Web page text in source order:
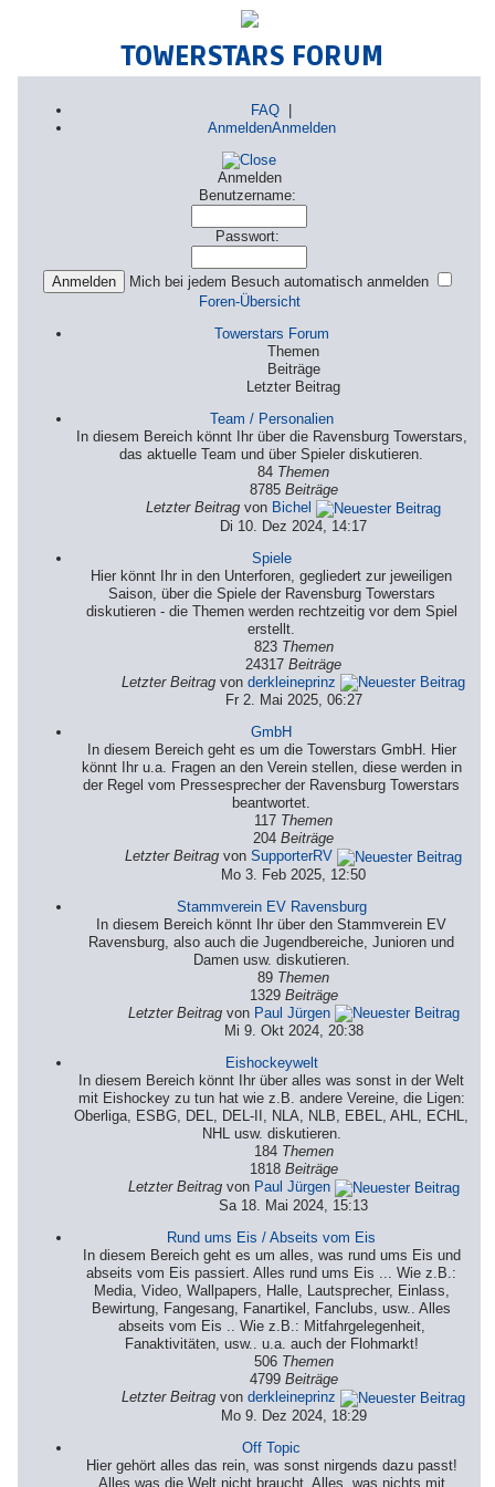
TOWERSTARS FORUM
FAQ |
AnmeldenAnmelden
Anmelden
Benutzername:
Passwort:
Mich bei jedem Besuch automatisch anmelden
Foren-Übersicht
Towerstars Forum
Themen
Beiträge
Letzter Beitrag
Team / Personalien
In diesem Bereich könnt Ihr über die Ravensburg Towerstars,
das aktuelle Team und über Spieler diskutieren.
84 Themen
8785 Beiträge
Letzter Beitrag von Bichel
Di 10. Dez 2024, 14:17
Spiele
Hier könnt Ihr in den Unterforen, gegliedert zur jeweiligen
Saison, über die Spiele der Ravensburg Towerstars
diskutieren - die Themen werden rechtzeitig vor dem Spiel
erstellt.
823 Themen
24317Beiträge
Letzter Beitrag vonderkleineprinz
Fr 2. Mai 2025, 06:27
GmbH
In diesem Bereich geht es um die Towerstars GmbH. Hier
könnt Ihr u.a. Fragen an den Verein stellen, diese werden in
der Regel vom Pressesprecher der Ravensburg Towerstars
beantwortet.
117 Themen
204Beiträge
Letzter Beitrag vonSupporterRV
Mo 3. Feb 2025, 12:50
Stammverein EV Ravensburg
In diesem Bereich könnt Ihr über den Stammverein EV
Ravensburg, also auch die Jugendbereiche, Junioren und
Damen usw. diskutieren.
89 Themen
1329 Beiträge
Letzter Beitragvon Paul Jürgen
Mi 9. Okt 2024, 20:38
Eishockeywelt
In diesem Bereich könnt Ihr über alles was sonst in der Welt
mit Eishockey zu tun hat wie z.B. andere Vereine, die Ligen:
Oberliga, ESBG, DEL, DEL-II, NLA, NLB, EBEL, AHL, ECHL,
NHL usw. diskutieren.
184 Themen
1818 Beiträge
Letzter Beitragvon Paul Jürgen
Sa 18. Mai 2024, 15:13
Rund ums Eis / Abseits vom Eis
In diesem Bereich geht es um alles, was rund ums Eis und
abseits vom Eis passiert. Alles rund ums Eis ... Wie z.B.:
Media, Video, Wallpapers, Halle, Lautsprecher, Einlass,
Bewirtung, Fangesang, Fanartikel, Fanclubs, usw.. Alles
abseits vom Eis .. Wie z.B.: Mitfahrgelegenheit,
Fanaktivitäten, usw.. u.a. auch der Flohmarkt!
506 Themen
4799 Beiträge
Letzter Beitrag vonderkleineprinz
Mo 9. Dez 2024, 18:29
Off Topic
Hier gehört alles das rein, was sonst nirgends dazu passt!
Alles was die Welt nicht braucht. Alles, was nichts mit